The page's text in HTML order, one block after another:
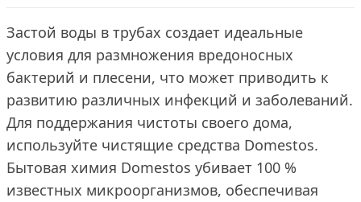
Застой воды в трубах создает идеальные
условия для размножения вредоносных
бактерий и плесени, что может приводить к
развитию различных инфекций и заболеваний.
Для поддержания чистоты своего дома,
используйте чистящие средства Domestos.
Бытовая химия Domestos убивает 100 %
известных микроорганизмов, обеспечивая